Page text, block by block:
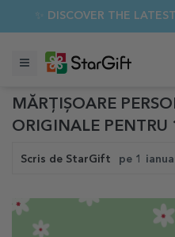
✨ DISCOVER THE
MĂRȚIȘOARE
ORIGINALE PENTRU
Scris de StarGift pe 1